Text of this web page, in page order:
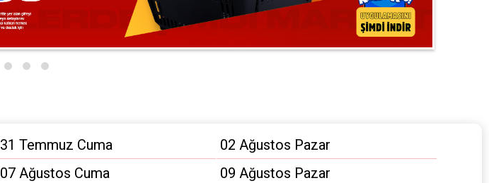
31 Temmuz Cuma
02 Ağustos Pazar
07 Ağustos Cuma
09 Ağustos Pazar